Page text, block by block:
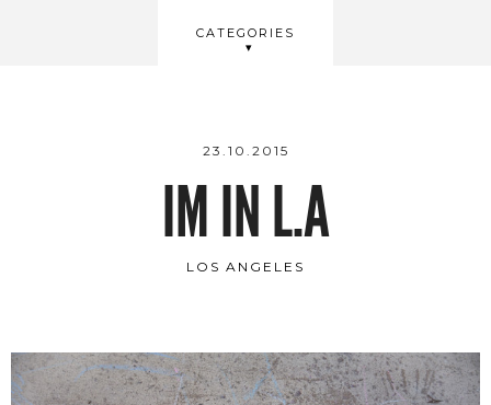
CATEGORIES
BEAUTY
23.10.2015
IM IN L.A
LOS ANGELES